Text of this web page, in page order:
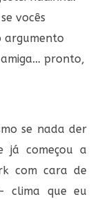
vocês
argumento
amiga… pronto,
se nada der
já começou a
com cara de
clima que eu